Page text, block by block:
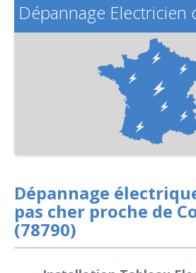
Dépannage Electricien
Dépannage
pas cher proche de
(78790)